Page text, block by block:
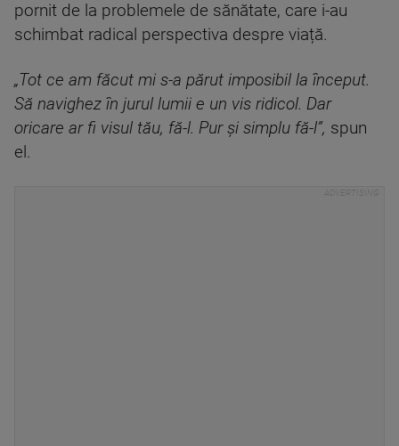
pornit de la problemele de sănătate, care i-au
schimbat radical perspectiva despre viață.
„Tot ce am făcut mi s-a părut imposibil la început.
Să navighez în jurul lumii e un vis ridicol. Dar
oricare ar fi visul tău, fă-l. Pur și simplu fă-l”, spun
el.